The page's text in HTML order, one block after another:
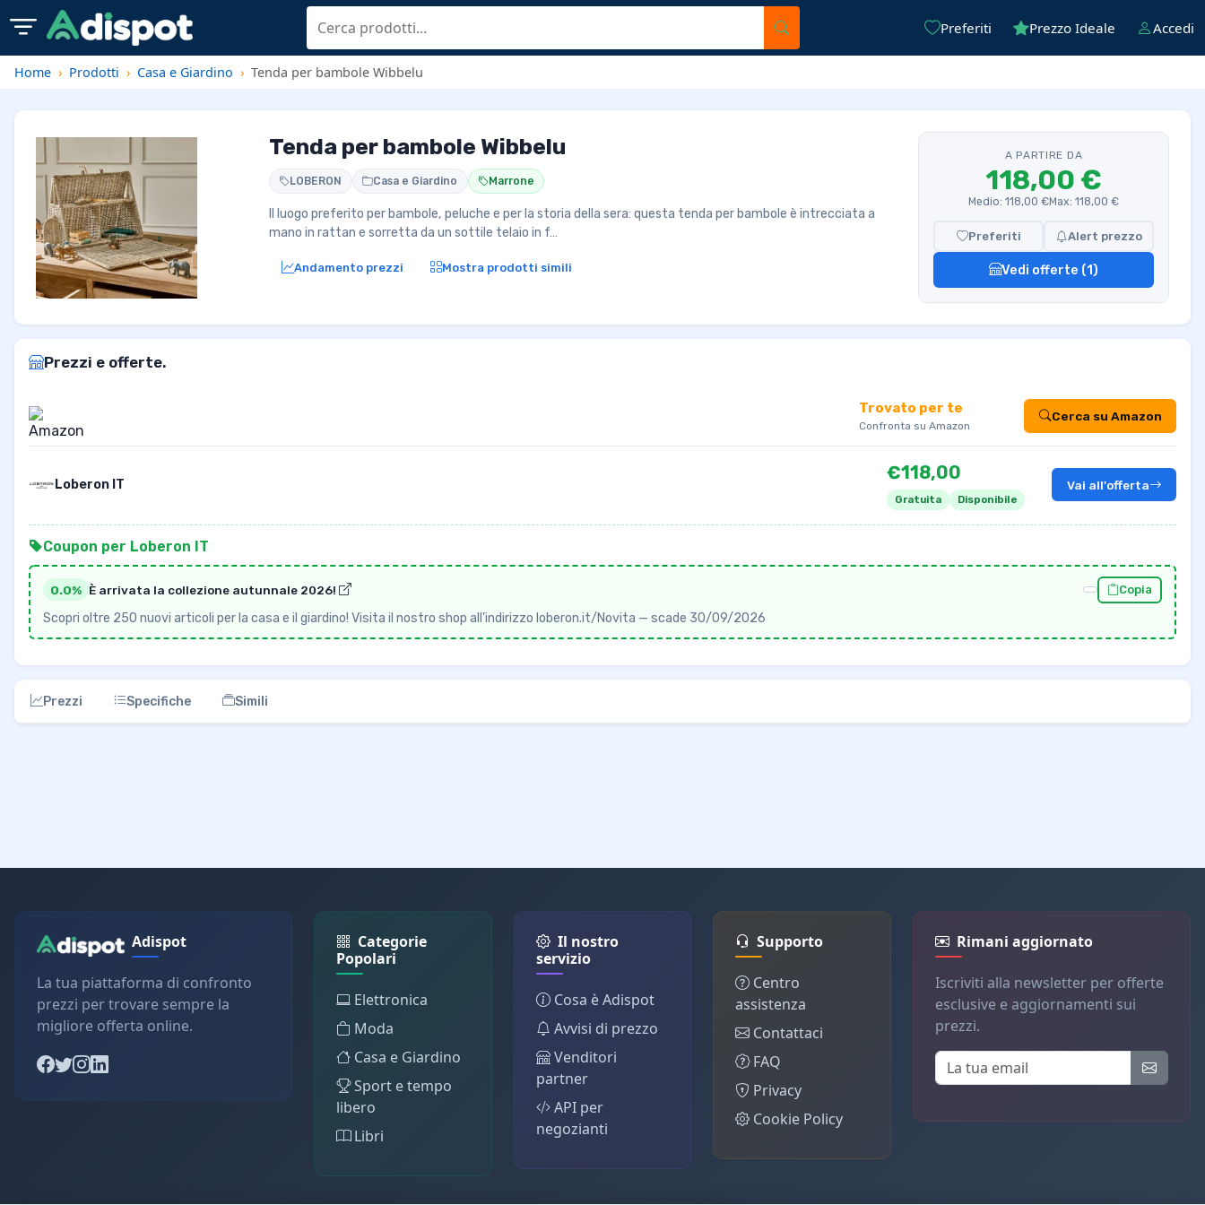
Preferiti Prezzo Ideale Accedi
Home Prodotti Casa e Giardino Tenda per bambole Wibbelu
Tenda per bambole Wibbelu
LOBERON Casa e Giardino Marrone
Il luogo preferito per bambole, peluche e per la storia della sera: questa tenda per bambole è intrecciata a
mano in rattan e sorretta da un sottile telaio in f…
Andamento prezzi Mostra prodotti simili
A PARTIRE DA
118,00 €
Medio: 118,00 €Max: 118,00 €
Preferiti Alert prezzo
Vedi offerte (1)
Prezzi e offerte.
Trovato per te
Confronta su Amazon
Cerca su Amazon
Loberon IT
€118,00
Gratuita Disponibile
Vai all'offerta
Coupon per Loberon IT
0.0% È arrivata la collezione autunnale 2026! Copia
Scopri oltre 250 nuovi articoli per la casa e il giardino! Visita il nostro shop all’indirizzo loberon.it/Novita — scade 30/09/2026
Prezzi Specifiche Simili
Adispot
La tua piattaforma di confronto
prezzi per trovare sempre la
migliore offerta online.
Categorie
Popolari
Elettronica
Moda
Casa e Giardino
Sport e tempo
libero
Libri
Il nostro
servizio
Cosa è Adispot
Avvisi di prezzo
Venditori
partner
API per
negozianti
Supporto
Centro
assistenza
Contattaci
FAQ
Privacy
Cookie Policy
Rimani aggiornato
Iscriviti alla newsletter per offerte
esclusive e aggiornamenti sui
prezzi.